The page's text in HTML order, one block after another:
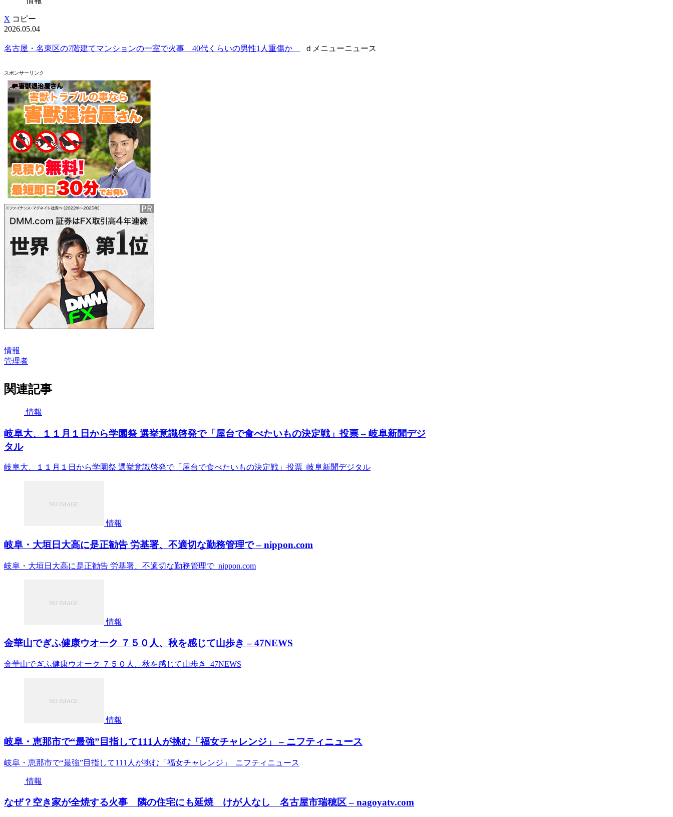
X コピー
2026.05.04
名古屋・名東区の7階建てマンションの一室で火事 40代くらいの男性1人重傷か ｄメニューニュース
スポンサーリンク
情報
管理者
関連記事
情報
岐阜大、１１月１日から学園祭 選挙意識啓発で「屋台で食べたいもの決定戦」投票 – 岐阜新聞デジ
タル
岐阜大、１１月１日から学園祭 選挙意識啓発で「屋台で食べたいもの決定戦」投票 岐阜新聞デジタル
情報
岐阜・大垣日大高に是正勧告 労基署、不適切な勤務管理で – nippon.com
岐阜・大垣日大高に是正勧告 労基署、不適切な勤務管理で nippon.com
情報
金華山でぎふ健康ウオーク ７５０人、秋を感じて山歩き – 47NEWS
金華山でぎふ健康ウオーク ７５０人、秋を感じて山歩き 47NEWS
情報
岐阜・恵那市で“最強”目指して111人が挑む「福女チャレンジ」 – ニフティニュース
岐阜・恵那市で“最強”目指して111人が挑む「福女チャレンジ」 ニフティニュース
情報
なぜ？空き家が全焼する火事 隣の住宅にも延焼 けが人なし 名古屋市瑞穂区 – nagoyatv.com